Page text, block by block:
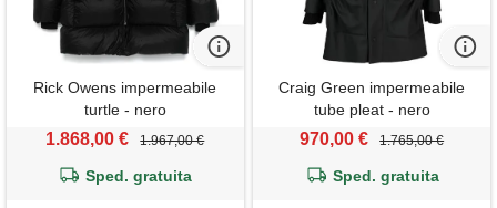
Rick Owens impermeabile
turtle - nero
1.868,00 € 1.967,00 €
Sped. gratuita
Craig Green impermeabile
tube pleat - nero
970,00 € 1.765,00 €
Sped. gratuita